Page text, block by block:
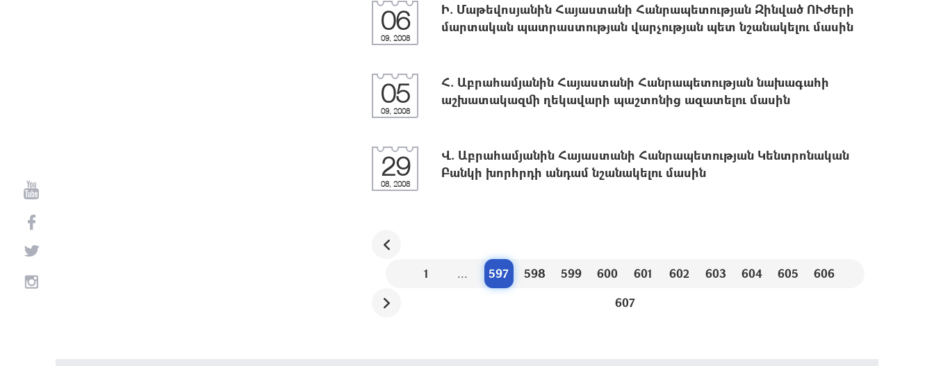
06
09, 2008
Ի. Մաթեվոսյանին Հայաստանի Հանրապետության Զինված ՈՒժերի
մարտական պատրաստության վարչության պետ նշանակելու մասին
05
09, 2008
Հ. Աբրահամյանին Հայաստանի Հանրապետության նախագահի
աշխատակազմի ղեկավարի պաշտոնից ազատելու մասին
29
08, 2008
Վ. Աբրահամյանին Հայաստանի Հանրապետության Կենտրոնական
Բանկի խորհրդի անդամ նշանակելու մասին
1 ... 597 598 599 600 601 602 603 604 605
606
607